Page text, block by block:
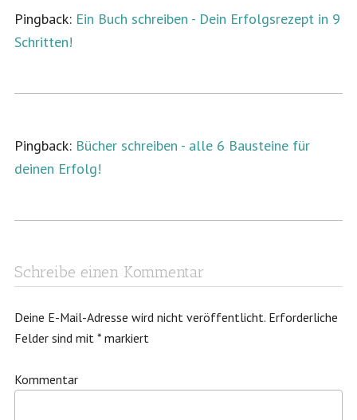
Pingback: Ein Buch schreiben - Dein Erfolgsrezept in 9
Schritten!
Pingback: Bücher schreiben - alle 6 Bausteine für
deinen Erfolg!
Schreibe einen Kommentar
Deine E-Mail-Adresse wird nicht veröffentlicht.Erforderliche
Felder sind mit *markiert
Kommentar